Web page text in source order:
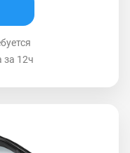
за 12ч